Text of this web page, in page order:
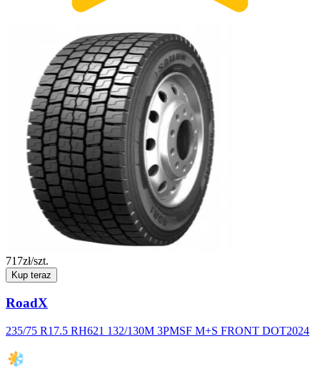
717zł/szt.
Kup teraz
RoadX
235/75 R17.5 RH621 132/130M 3PMSF M+S FRONT DOT2024